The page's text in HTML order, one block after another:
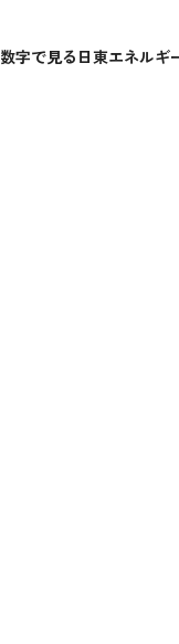
数字で見る日東エネルギ